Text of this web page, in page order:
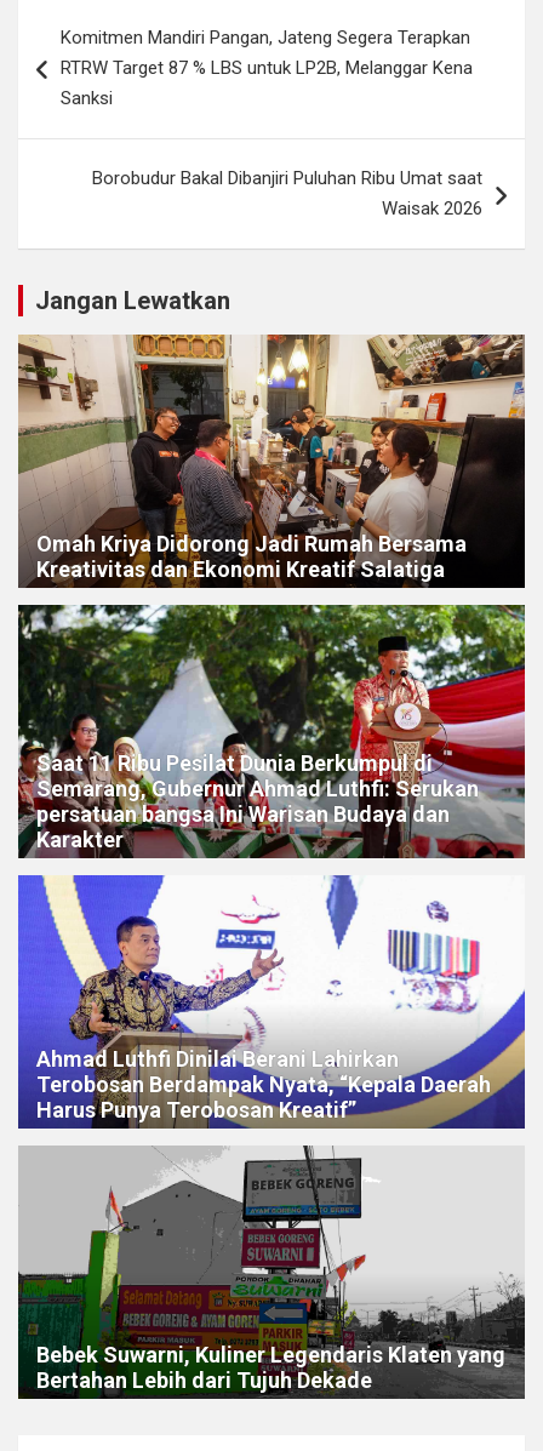
posKomitmen Mandiri Pangan, Jateng Segera Terapkan
RTRW Target 87 % LBS untuk LP2B, Melanggar Kena
Sanksi
Borobudur Bakal Dibanjiri Puluhan Ribu Umat saat
Waisak 2026
Jangan Lewatkan
Omah Kriya Didorong Jadi Rumah Bersama
Kreativitas dan Ekonomi Kreatif Salatiga
Saat 11 Ribu Pesilat Dunia Berkumpul di
Semarang, Gubernur Ahmad Luthfi: Serukan
persatuan bangsa Ini Warisan Budaya dan
Karakter
Ahmad Luthfi Dinilai Berani Lahirkan
Terobosan Berdampak Nyata, “Kepala Daerah
Harus Punya Terobosan Kreatif”
Bebek Suwarni, Kuliner Legendaris Klaten yang
Bertahan Lebih dari Tujuh Dekade